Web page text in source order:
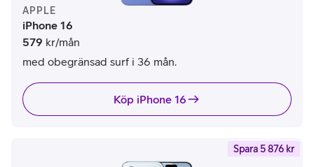
APPLE
iPhone 16
579 kr/mån
med obegränsad surf i 36 mån.
Köp iPhone 16
Spara 5 876 kr